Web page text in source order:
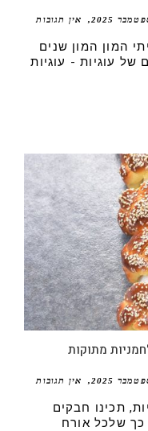
אין תגובות
המון המון שנים
ממנו 4 סוגים של עוגיות - עוגיות
מתוקות
אין תגובות
תכינו חבקים
כך שלכל אורח